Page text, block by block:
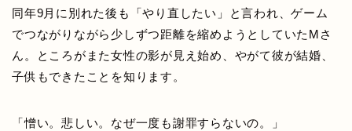
同年9月に別れた後も「やり直したい」と言われ、ゲーム
でつながりながら少しずつ距離を縮めようとしていたMさ
ん。ところがまた女性の影が見え始め、やがて彼が結婚、
子供もできたことを知ります。
「憎い。悲しい。なぜ一度も謝罪すらないの。」